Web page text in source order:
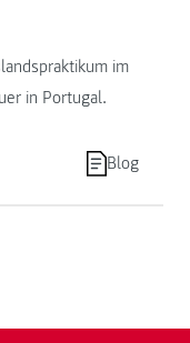
im
in Portugal.
Blog